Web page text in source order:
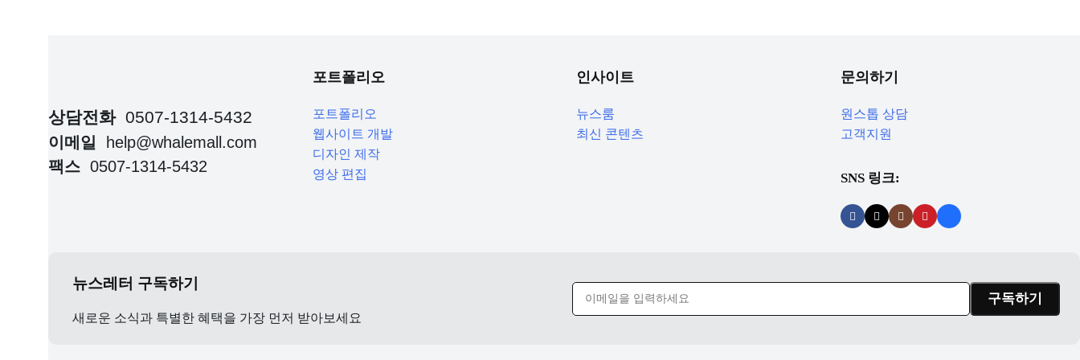
상담전화 0507-1314-5432
이메일
help@whalemall.com
팩스 0507-1314-5432
포트폴리오
포트폴리오
웹사이트 개발
디자인 제작
영상 편집
인사이트
뉴스룸
최신 콘텐츠
문의하기
원스톱 상담
고객지원
SNS 링크:
뉴스레터 구독하기
새로운 소식과 특별한 혜택을 가장 먼저 받아보세요